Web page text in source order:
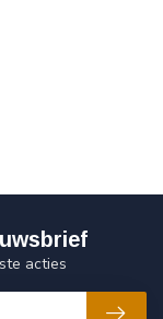
acties